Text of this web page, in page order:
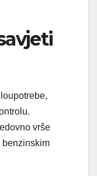
vrše
benzinskim